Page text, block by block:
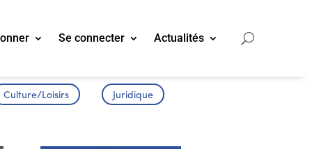
Se connecter Actualités
Culture/Loisirs Juridique